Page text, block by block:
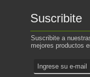
Suscribite
Suscribite a
mejores productos